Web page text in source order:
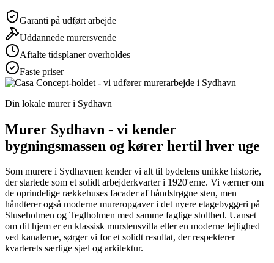
Garanti på udført arbejde
Uddannede murersvende
Aftalte tidsplaner overholdes
Faste priser
Din lokale murer i Sydhavn
Murer Sydhavn - vi kender
bygningsmassen og kører hertil hver uge
Som murere i Sydhavnen kender vi alt til bydelens unikke historie,
der startede som et solidt arbejderkvarter i 1920'erne. Vi værner om
de oprindelige rækkehuses facader af håndstrøgne sten, men
håndterer også moderne mureropgaver i det nyere etagebyggeri på
Sluseholmen og Teglholmen med samme faglige stolthed. Uanset
om dit hjem er en klassisk murstensvilla eller en moderne lejlighed
ved kanalerne, sørger vi for et solidt resultat, der respekterer
kvarterets særlige sjæl og arkitektur.